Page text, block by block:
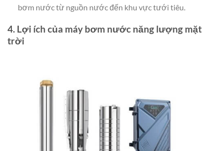
bơm nước từ nguồn nước đến khu vực tưới tiêu.
4. Lợi ích của máy bơm nước năng lượng mặt
trời